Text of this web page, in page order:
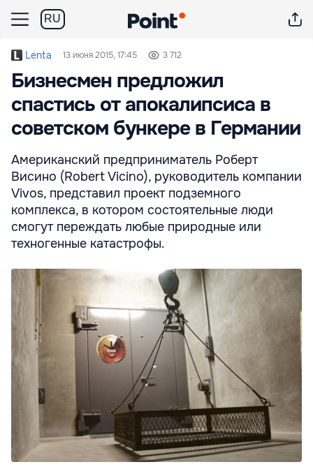
RU
Lenta 13 июня 2015, 17:45 3 712
Бизнесмен предложил
спастись от апокалипсиса в
советском бункере в Германии
Американский предприниматель Роберт
Висино (Robert Vicino), руководитель компании
Vivos, представил проект подземного
комплекса, в котором состоятельные люди
смогут переждать любые природные или
техногенные катастрофы.